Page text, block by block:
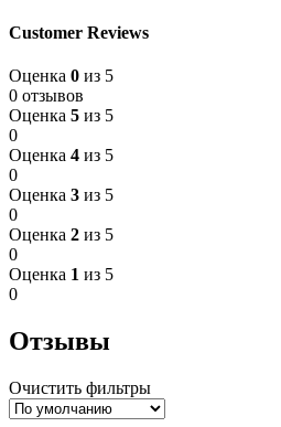
Customer Reviews
Оценка 0 из 5
0 отзывов
Оценка 5 из 5
0
Оценка 4 из 5
0
Оценка 3 из 5
0
Оценка 2 из 5
0
Оценка 1 из 5
0
Отзывы
Очистить фильтры